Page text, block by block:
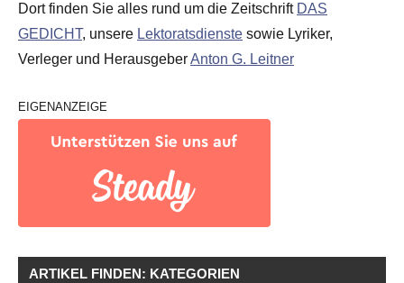
Dort finden Sie alles rund um die Zeitschrift DAS
GEDICHT, unsere Lektoratsdienste sowie Lyriker,
Verleger und HerausgeberAnton G. Leitner
EIGENANZEIGE
ARTIKEL FINDEN: KATEGORIEN